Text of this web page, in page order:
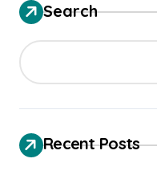
Search
Recent Posts